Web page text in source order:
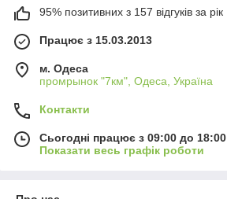
95% позитивних з 157 відгуків за рік
Працює з 15.03.2013
м. Одеса
промрынок "7км", Одеса, Україна
Контакти
Сьогодні працює з 09:00 до 18:00
Показати весь графік роботи